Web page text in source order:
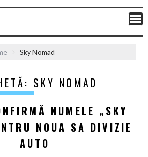
Sky Nomad
SKY NOMAD
NUMELE „SKY
NOUA SA DIVIZIE
AUTO